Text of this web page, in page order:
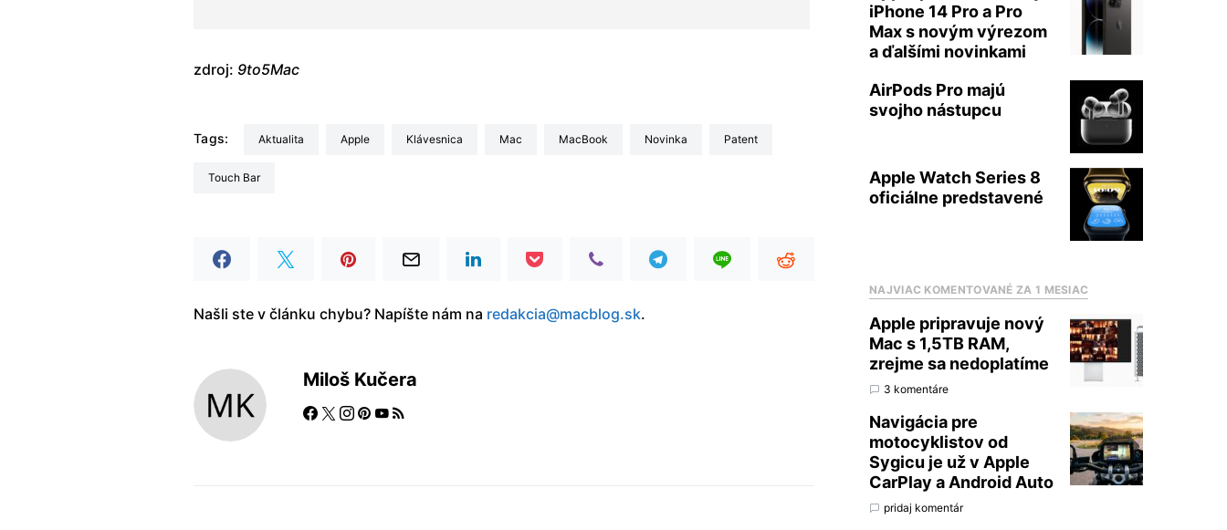
zdroj: 9to5Mac
Tags: aktualita Apple klávesnica Mac MacBook Novinka patent
Touch Bar
Našli ste v článku chybu? Napíšte nám na redakcia@macblog.sk.
Miloš Kučera
iPhone 14 Pro a Pro
Max s novým výrezom
a ďalšími novinkami
AirPods Pro majú
svojho nástupcu
Apple Watch Series 8
oficiálne predstavené
NAJVIAC KOMENTOVANÉ ZA 1 MESIAC
Apple pripravuje nový
Mac s 1,5TB RAM,
zrejme sa nedoplatíme
3 komentáre
Navigácia pre
motocyklistov od
Sygicu je už v Apple
CarPlay a Android Auto
pridaj komentár